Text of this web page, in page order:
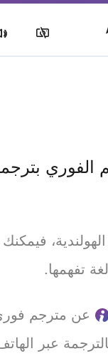
الهولندية،
تفهمها.
عن مترجم
عبر
footer